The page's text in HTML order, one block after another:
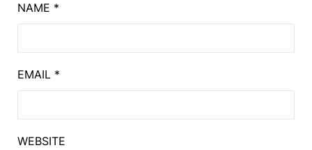
NAME *
EMAIL *
WEBSITE